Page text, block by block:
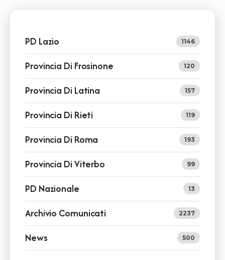
PD Lazio 1146
Provincia Di Frosinone 120
Provincia Di Latina 157
Provincia Di Rieti 119
Provincia Di Roma 193
Provincia Di Viterbo 99
PD Nazionale 13
Archivio Comunicati 2237
News 500